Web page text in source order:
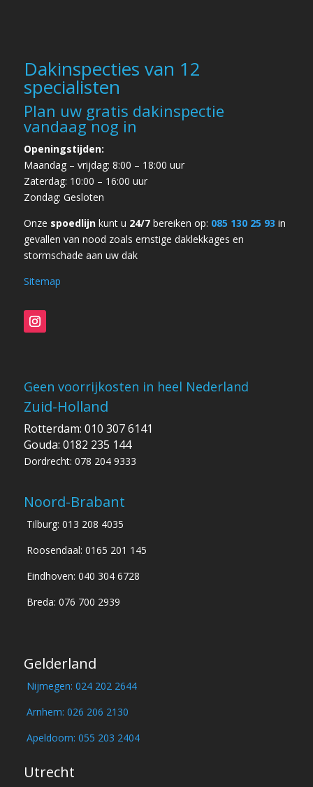
Dakinspecties van 12
specialisten
Plan uw gratis dakinspectie
vandaag nog in
Openingstijden:
Maandag – vrijdag: 8:00 – 18:00 uur
Zaterdag: 10:00 – 16:00 uur
Zondag: Gesloten
Onze spoedlijn kunt u 24/7 bereiken op: 085 130 25 93 in
gevallen van nood zoals ernstige daklekkages en
stormschade aan uw dak
Sitemap
Geen voorrijkosten in heel Nederland
Zuid-Holland
Rotterdam: 010 307 6141
Gouda: 0182 235 144
Dordrecht: 078 204 9333
Noord-Brabant
Tilburg: 013 208 4035
Roosendaal: 0165 201 145
Eindhoven: 040 304 6728
Breda: 076 700 2939
Gelderland
Nijmegen: 024 202 2644
Arnhem: 026 206 2130
Apeldoorn: 055 203 2404
Utrecht